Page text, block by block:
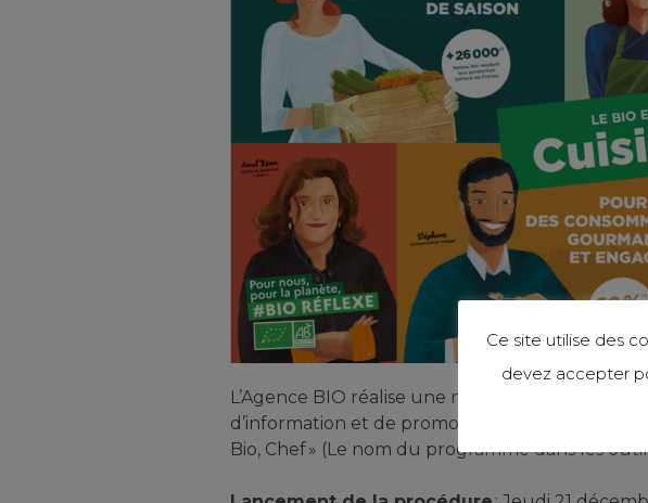
L’Agence BIO réalise une mise en
d’information et de promotion de l’agriculture
Bio, Chef » (Le nom du programme dans les
Ce site utilise des
devez accepter